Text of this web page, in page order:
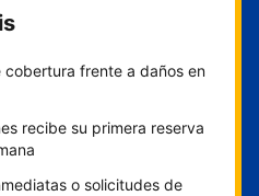
frente a daños en
recibe su primera reserva
o solicitudes de